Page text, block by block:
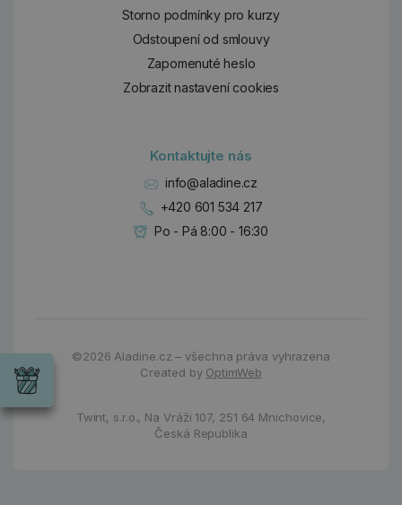
Storno podmínky pro kurzy
Odstoupení od smlouvy
Zapomenuté heslo
Zobrazit nastavení cookies
Kontaktujte nás
info@aladine.cz
+420 601 534 217
Po - Pá 8:00 - 16:30
©2026 Aladine.cz – všechna práva vyhrazena
Created by OptimWeb
Twint, s.r.o., Na Vráži 107, 251 64 Mnichovice,
Česká Republika
Wrendale
příležitost
Chci si vybrat